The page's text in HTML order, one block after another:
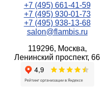
+7 (495) 661-41-59
+7 (495) 930-01-73
+7 (495) 938-13-68
salon@flambis.ru
119296, Москва,
Ленинский проспект, 66